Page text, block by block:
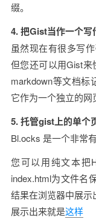
缀。
4. 把Gist当作一个写
虽然现在有很多写
但您还可以用Gist
markdown等文档标
它作为一个独立的网
5. 托管gist上的单个
Bl.ocks 是一个非常
您可以用纯文本把
index.html为文件名
结果在浏览器中展
展示出来就是这样